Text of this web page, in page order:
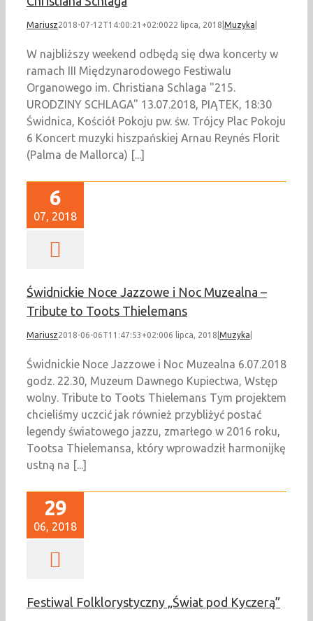
Mariusz2018-07-12T14:00:21+02:0022 lipca, 2018 Muzyka
W najbliższy weekend odbędą się dwa koncerty w
ramach III Międzynarodowego Festiwalu
Organowego im. Christiana Schlaga "215.
URODZINY SCHLAGA" 13.07.2018, PIĄTEK, 18:30
Świdnica, Kościół Pokoju pw. św. Trójcy Plac Pokoju
6 Koncert muzyki hiszpańskiej Arnau Reynés Florit
(Palma de Mallorca) [...]
6
07, 2018
Świdnickie Noce Jazzowe i Noc Muzealna –
Tribute to Toots Thielemans
Mariusz2018-06-06T11:47:53+02:006 lipca, 2018 Muzyka
Świdnickie Noce Jazzowe i Noc Muzealna 6.07.2018
godz. 22.30, Muzeum Dawnego Kupiectwa, Wstęp
wolny. Tribute to Toots Thielemans Tym projektem
chcieliśmy uczcić jak również przybliżyć postać
legendy światowego jazzu, zmarłego w 2016 roku,
Tootsa Thielemansa, który wprowadził harmonijkę
ustną na [...]
29
06, 2018
Festiwal Folklorystyczny „Świat pod Kyczerą”